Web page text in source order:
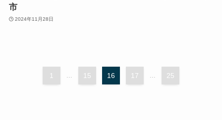
市
2024年11月28日
1 15 16 17 25